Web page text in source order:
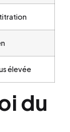
élevée
du